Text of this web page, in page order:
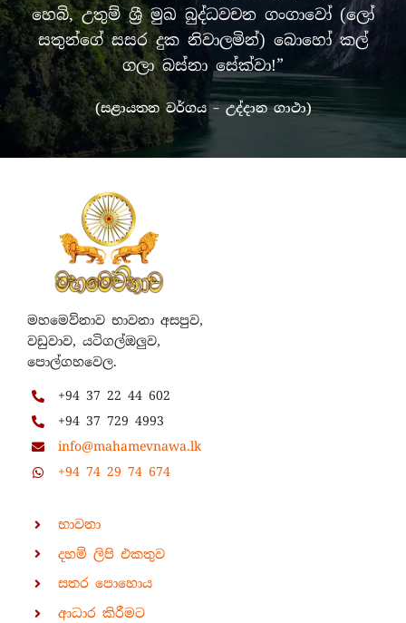
හෙබි, උතුම් ශ්‍රී මුඛ බුද්ධවචන ගංගාවෝ (ලෝ
සතුන්ගේ සසර දුක නිවාලමින්) බොහෝ කල්
ගලා බස්නා සේක්වා!”
(සළායතන වර්ගය – උද්දාන ගාථා)
මහමෙව්නාව භාවනා අසපුව,
වඩුවාව, යටිගල්ඔලුව,
පොල්ගහවෙල.
+94 37 22 44 602
+94 37 729 4993
info@mahamevnawa.lk
+94 74 29 74 674
භාවනා
දහම් ලිපි එකතුව
සතර පොහොය
ආධාර කිරීමට